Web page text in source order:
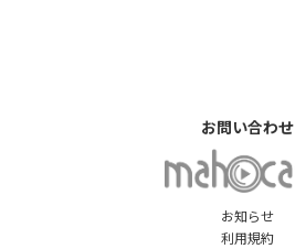
お知らせ
利用規約
お問い合わせ